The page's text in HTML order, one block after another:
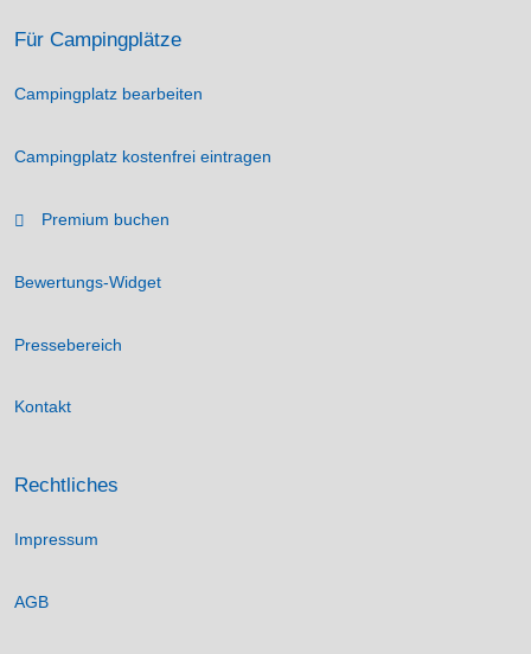
Für Campingplätze
Campingplatz bearbeiten
Campingplatz kostenfrei eintragen
Premium buchen
Bewertungs-Widget
Pressebereich
Kontakt
Rechtliches
Impressum
AGB